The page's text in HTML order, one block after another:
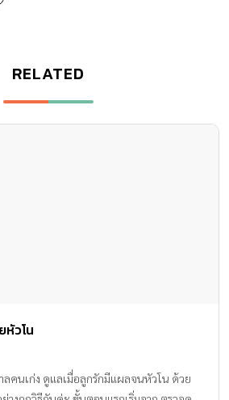
RELATED
วโน
คนเก่ง ดูแลเมื่อลูกรักมีแผลจนหัวโน ด้วย